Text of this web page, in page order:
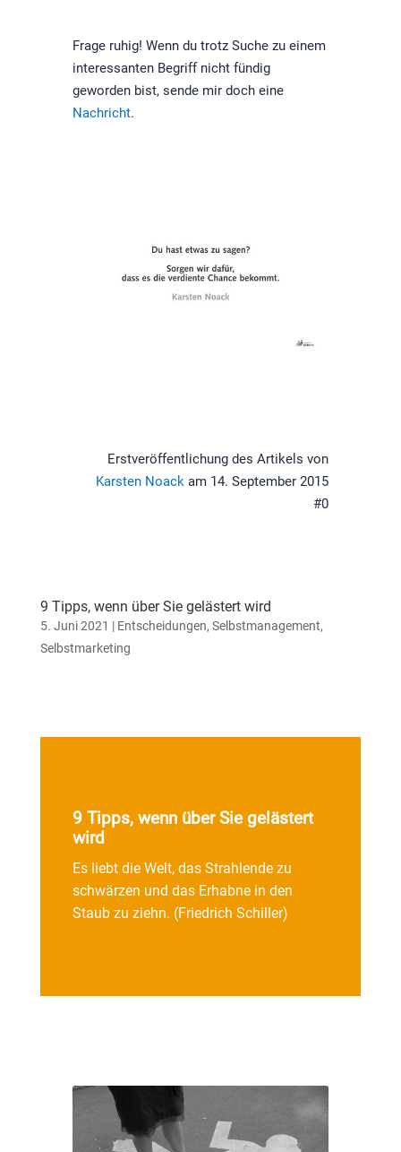
Frage ruhig! Wenn du trotz Suche zu einem
interessanten Begriff nicht fündig
geworden bist, sende mir doch eine
Nachricht.
Erstveröffentlichung des Artikels von
Karsten Noack am 14. September 2015
#0
9 Tipps, wenn über Sie gelästert wird
5. Juni 2021 | Entscheidungen, Selbstmanagement,
Selbstmarketing
9 Tipps, wenn über Sie gelästert
wird
Es liebt die Welt, das Strahlende zu
schwärzen und das Erhabne in den
Staub zu ziehn. (Friedrich Schiller)